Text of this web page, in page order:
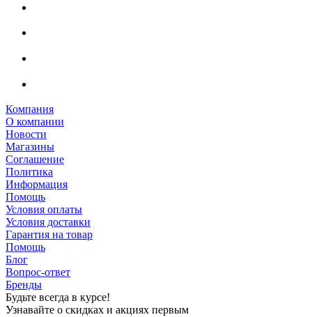
Компания
О компании
Новости
Магазины
Соглашение
Политика
Информация
Помощь
Условия оплаты
Условия доставки
Гарантия на товар
Помощь
Блог
Вопрос-ответ
Бренды
Будьте всегда в курсе!
Узнавайте о скидках и акциях первым